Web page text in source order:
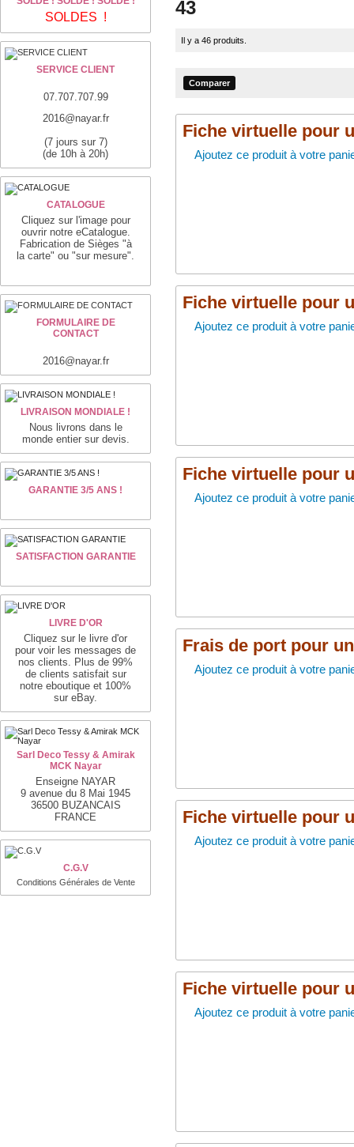
SOLDES !
SERVICE CLIENT
07.707.707.99
2016@nayar.fr
(7 jours sur 7)
(de 10h à 20h)
CATALOGUE
Cliquez sur l'image pour
ouvrir notre eCatalogue.
Fabrication de Sièges "à
la carte" ou "sur mesure".
FORMULAIRE DE
CONTACT
2016@nayar.fr
LIVRAISON MONDIALE !
Nous livrons dans le
monde entier sur devis.
GARANTIE 3/5 ANS !
SATISFACTION GARANTIE
LIVRE D'OR
Cliquez sur le livre d'or
pour voir les messages de
nos clients. Plus de 99%
de clients satisfait sur
notre eboutique et 100%
sur eBay.
Sarl Deco Tessy & Amirak
MCK Nayar
Enseigne NAYAR
9 avenue du 8 Mai 1945
36500 BUZANCAIS
FRANCE
C.G.V
Conditions Générales de Vente
43
Il y a 46 produits.
Fiche virtuelle pour
Ajoutez ce produit à votre
Fiche virtuelle pour
Ajoutez ce produit à votre
Fiche virtuelle pour
Ajoutez ce produit à votre
Frais de port pour
Ajoutez ce produit à votre
Fiche virtuelle pour
Ajoutez ce produit à votre
Fiche virtuelle pour
Ajoutez ce produit à votre